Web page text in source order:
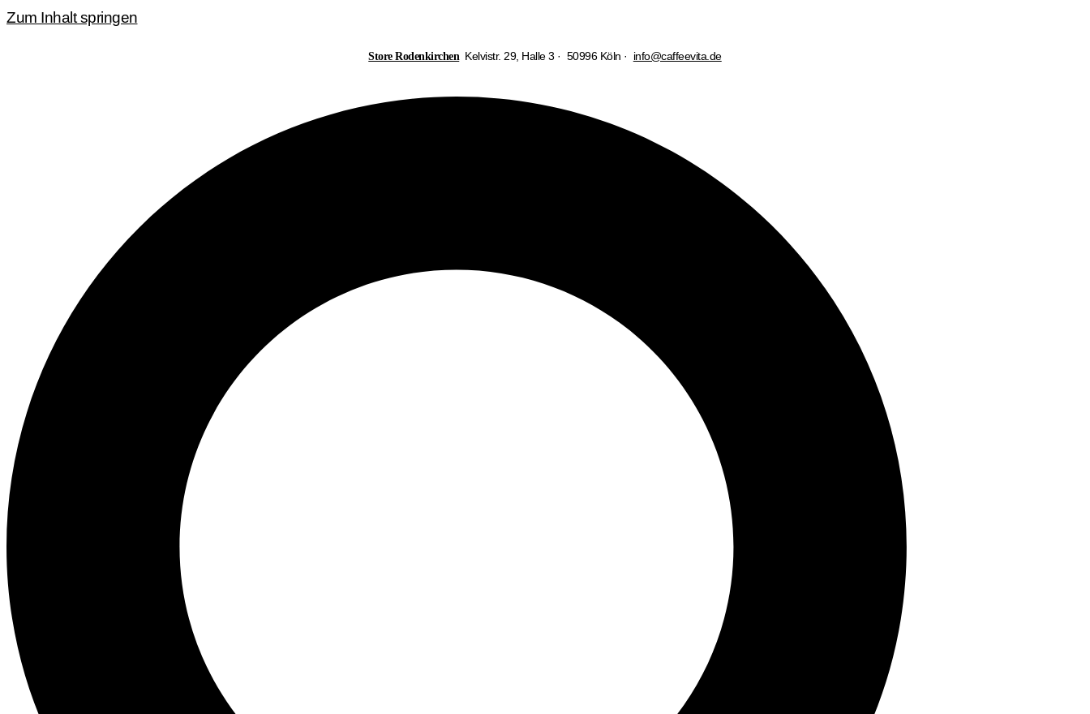
Zum Inhalt springen
Store Rodenkirchen Kelvistr. 29, Halle 3 · 50996 Köln · info@caffeevita.de